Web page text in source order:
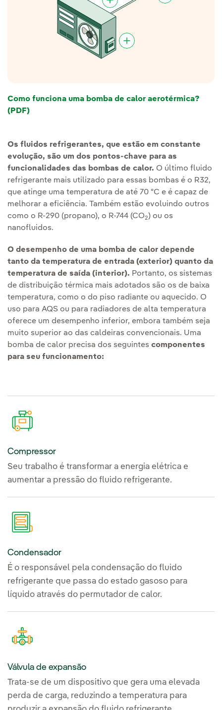
Como funciona uma bomba de calor aerotérmica?
(PDF)
Os fluidos refrigerantes, que estão em constante
evolução, são um dos pontos-chave para as
funcionalidades das bombas de calor. O último fluido
refrigerante mais utilizado para essas bombas é o R32,
que atinge uma temperatura de até 70 ºC e é capaz de
melhorar a eficiência. Também estão evoluindo outros
como o R-290 (propano), o R-744 (CO2) ou os
nanofluidos.
O desempenho de uma bomba de calor depende
tanto da temperatura de entrada (exterior) quanto da
temperatura de saída (interior). Portanto, os sistemas
de distribuição térmica mais adotados são os de baixa
temperatura, como o do piso radiante ou aquecido. O
uso para AQS ou para radiadores de alta temperatura
oferece um desempenho inferior, embora também seja
muito superior ao das caldeiras convencionais. Uma
bomba de calor precisa dos seguintes componentes
para seu funcionamento:
Compressor
Seu trabalho é transformar a energia elétrica e
aumentar a pressão do fluido refrigerante.
Condensador
É o responsável pela condensação do fluido
refrigerante que passa do estado gasoso para
líquido através do permutador de calor.
Válvula de expansão
Trata-se de um dispositivo que gera uma elevada
perda de carga, reduzindo a temperatura para